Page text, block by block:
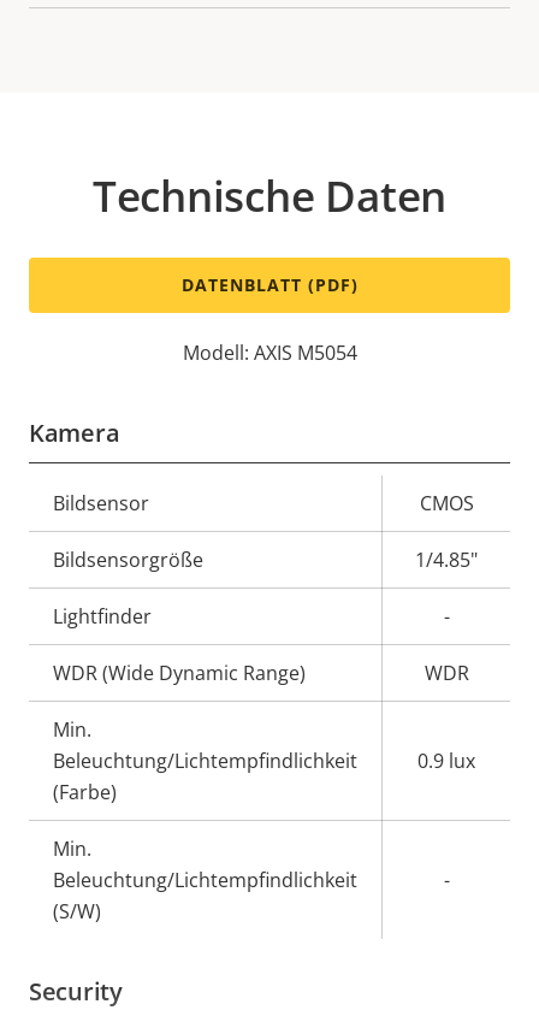
Technische Daten
DATENBLATT (PDF)
Modell: AXIS M5054
Kamera
Eigentumsbeschreibung Eigentumswert
Bildsensor CMOS
Bildsensorgröße 1/4.85"
Lightfinder -
WDR (Wide Dynamic Range) WDR
Min.
Beleuchtung/Lichtempfindlichkeit
(Farbe)
0.9 lux
Min.
Beleuchtung/Lichtempfindlichkeit
(S/W)
-
Security